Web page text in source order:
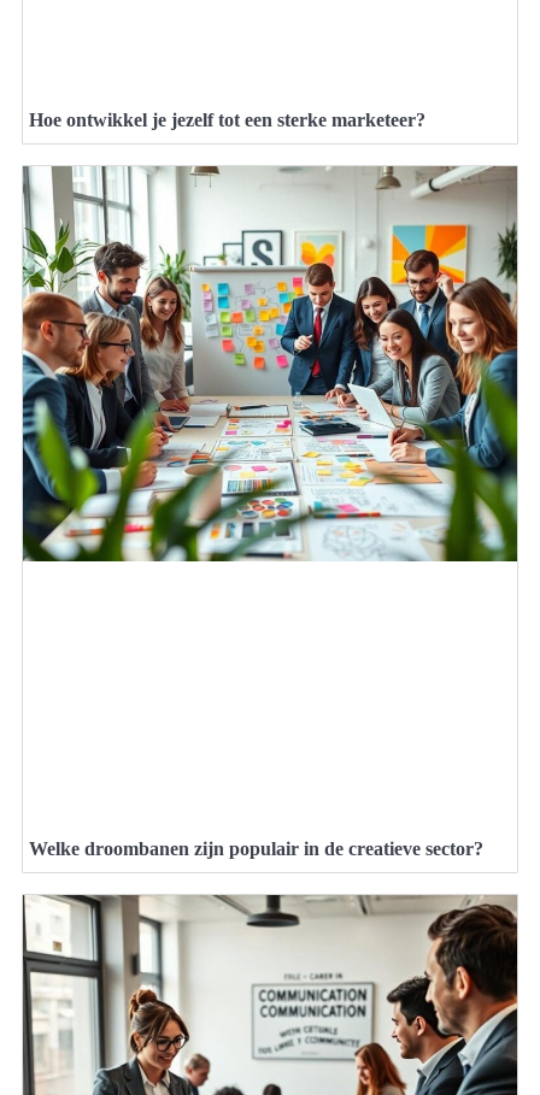
Hoe ontwikkel je jezelf tot een sterke marketeer?
Welke droombanen zijn populair in de creatieve sector?